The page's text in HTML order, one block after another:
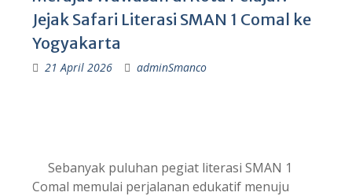
Jejak Safari Literasi SMAN 1 Comal ke
Yogyakarta​
21 April 2026 adminSmanco
Sebanyak puluhan pegiat literasi SMAN 1
Comal memulai perjalanan edukatif menuju